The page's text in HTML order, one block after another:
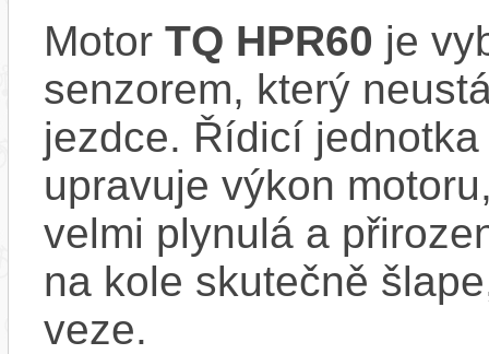
Motor TQ HPR60 je
senzorem, který
jezdce. Řídicí
upravuje výkon
velmi plynulá a
na kole skutečně
veze.